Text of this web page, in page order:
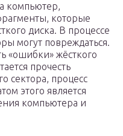
компьютер,
которые
диска. В процессе
могут повреждаться.
«ошибки» жёсткого
прочесть
сектора, процесс
этого является
компьютера и